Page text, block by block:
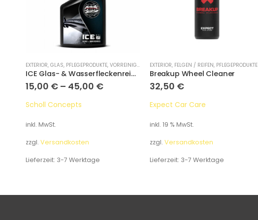
WASCHENEXTERIOR, GLAS, PFLEGEPRODUKTE, VORREINIGUNG
ICE Glas- & Wasserfleckenreiniger Gel
15,00 € – 45,00 €
Scholl Concepts
inkl. MwSt.
zzgl. Versandkosten
Lieferzeit: 3-7 Werktage
EXTERIOR, FELGEN / REIFEN, PFLEGEPRODUKTE
Breakup Wheel Cleaner
32,50 €
Expect Car Care
inkl. 19 % MwSt.
zzgl. Versandkosten
Lieferzeit: 3-7 Werktage